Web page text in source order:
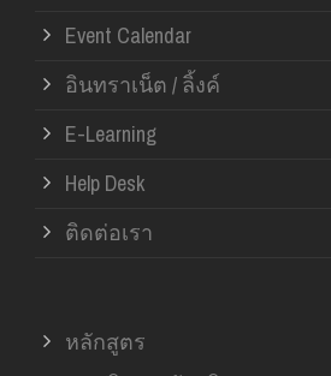
Event Calendar
อินทราเน็ต / ลิ้งค์
E-Learning
Help Desk
ติดต่อเรา
หลักสูตร